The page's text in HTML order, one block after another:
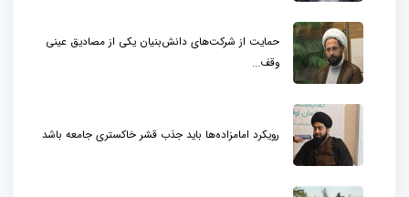
حمایت از شرکت‌های دانش‌بنیان یکی از مصادیق عینی
وقف...
رویکرد امامزاده‌ها باید جذب قشر خاکستری جامعه باشد